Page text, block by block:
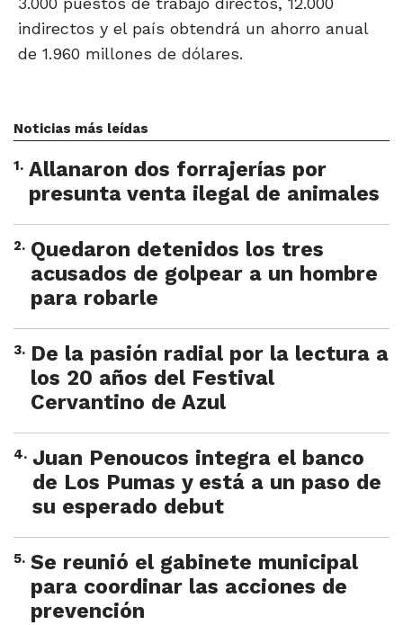
indirectos y el país obtendrá un ahorro anual
de 1.960 millones de dólares.
Noticias más leídas
1. Allanaron dos forrajerías por
presunta venta ilegal de animales
2. Quedaron detenidos los tres
acusados de golpear a un hombre
para robarle
3. De la pasión radial por la lectura a
los 20 años del Festival
Cervantino de Azul
4. Juan Penoucos integra el banco
de Los Pumas y está a un paso de
su esperado debut
5. Se reunió el gabinete municipal
para coordinar las acciones de
prevención